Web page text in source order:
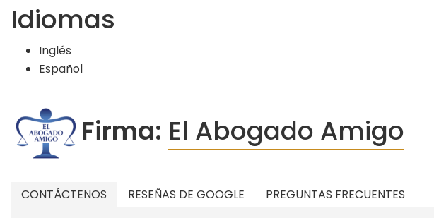
Idiomas
Inglés
Español
Firma: El Abogado Amigo
CONTÁCTENOS RESEÑAS DE GOOGLE PREGUNTAS FRECUENTES